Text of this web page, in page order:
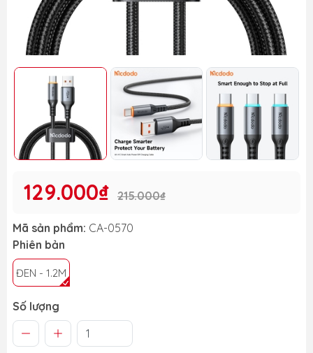
129.000₫ 215.000₫
Mã sản phẩm: CA-0570
Phiên bản
ĐEN - 1.2M
Số lượng